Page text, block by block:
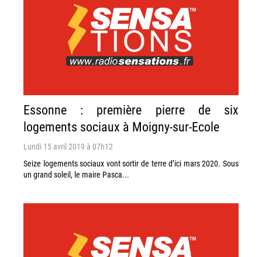
Essonne : première pierre de six
logements sociaux à Moigny-sur-Ecole
Lundi 15 avril 2019 à 07h12
Seize logements sociaux vont sortir de terre d’ici mars 2020. Sous
un grand soleil, le maire Pasca...